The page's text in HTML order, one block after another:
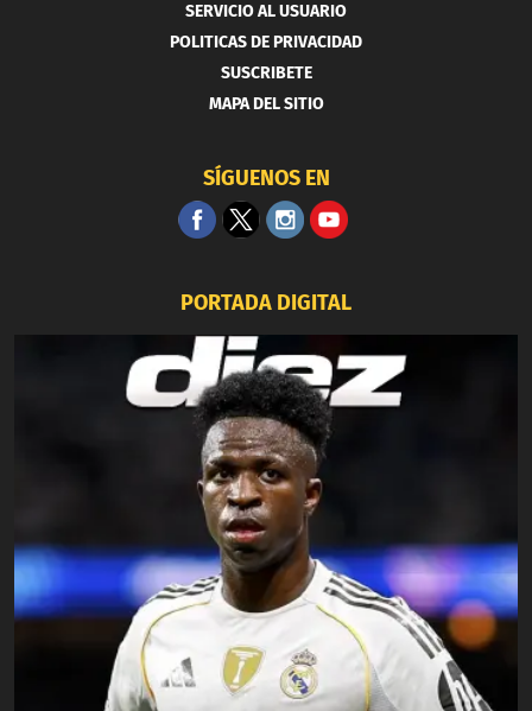
SERVICIO AL USUARIO
POLITICAS DE PRIVACIDAD
SUSCRIBETE
MAPA DEL SITIO
SÍGUENOS EN
PORTADA DIGITAL